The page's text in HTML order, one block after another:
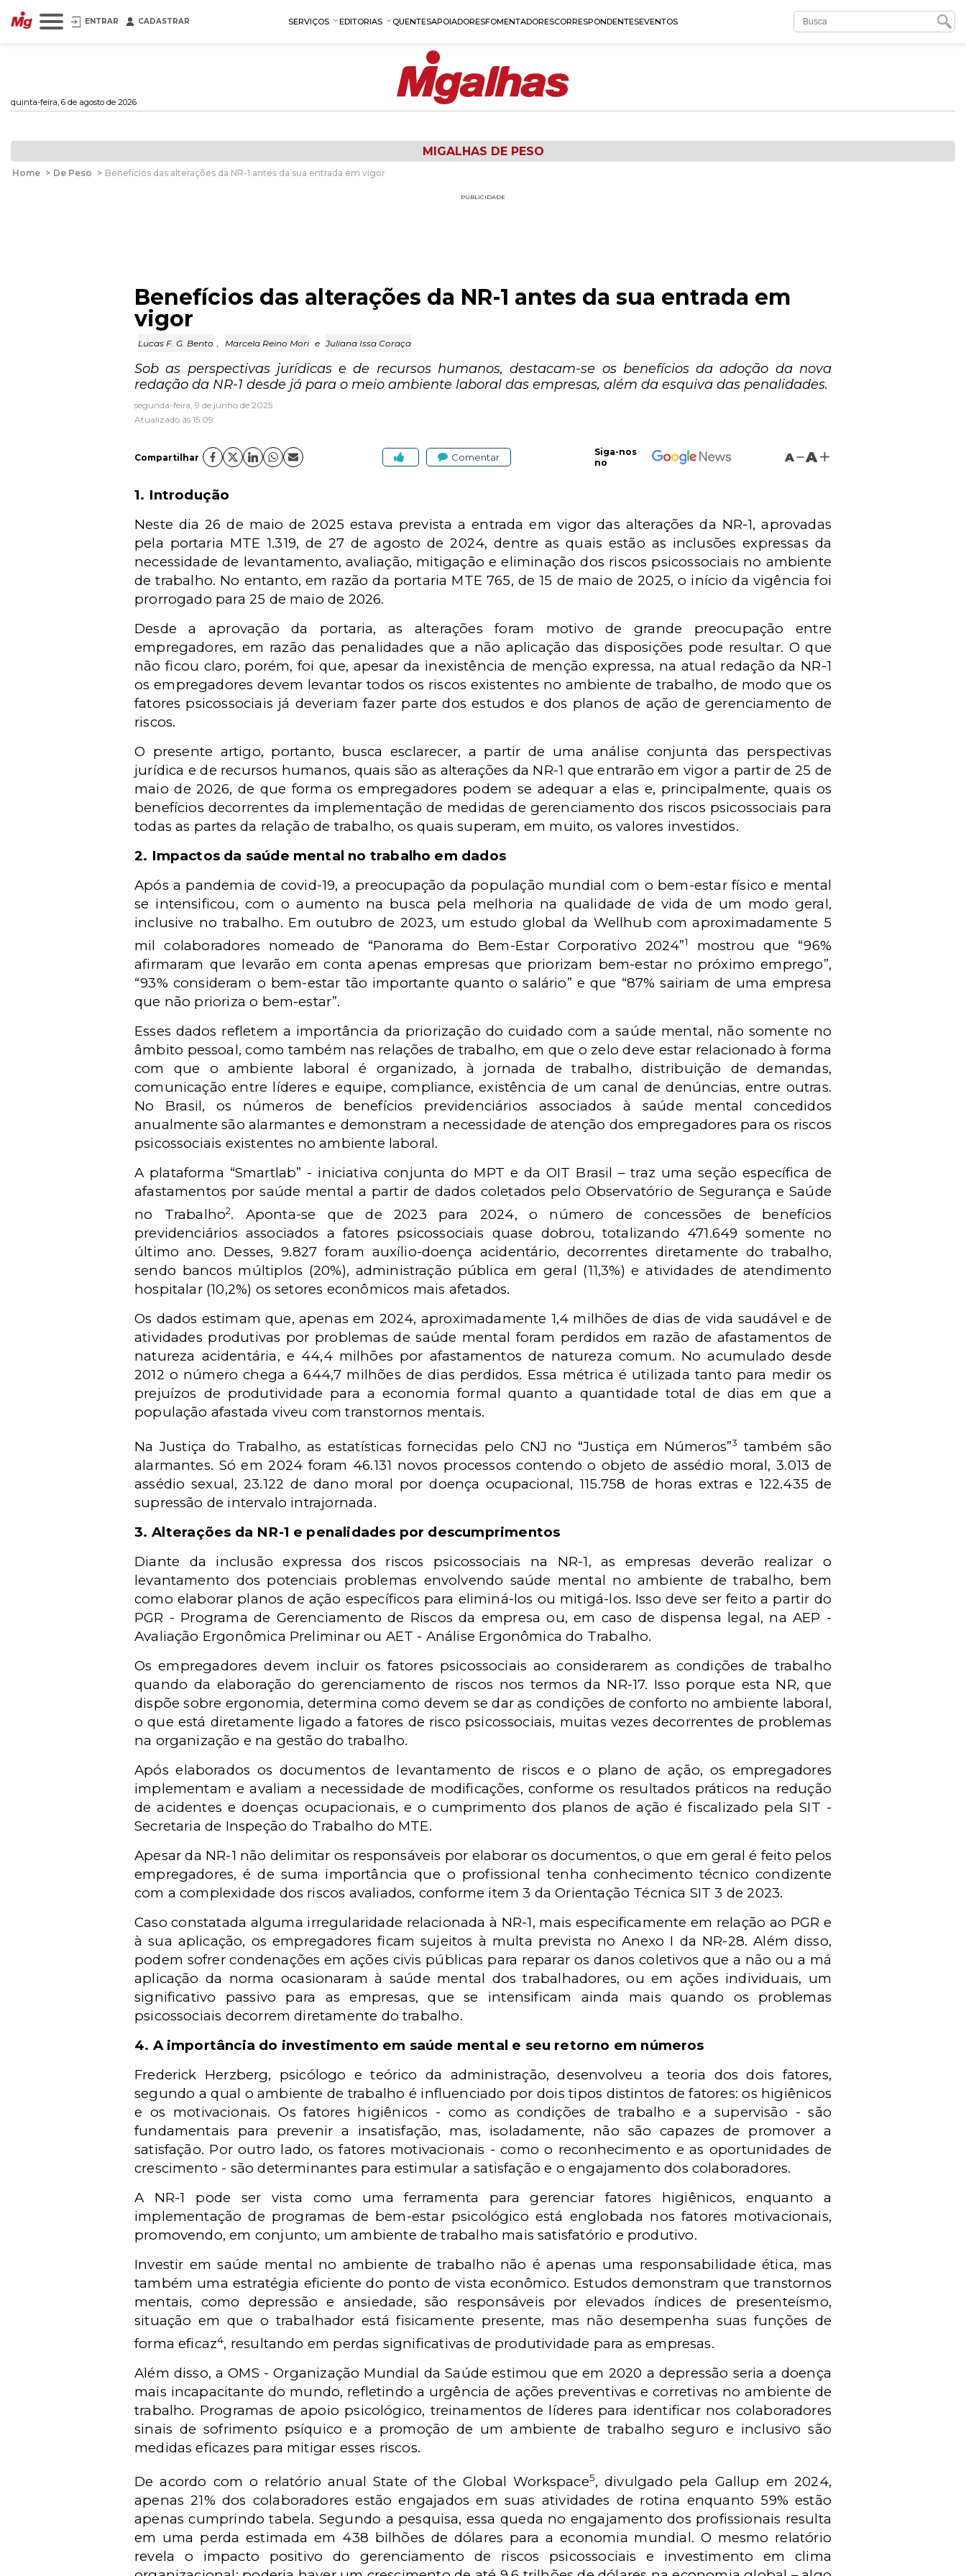
ENTRAR CADASTRAR SERVIÇOS EDITORIAS QUENTESAPOIADORESFOMENTADORESCORRESPONDENTESEVENTOS
quinta-feira, 6 de agosto de 2026
MIGALHAS DE PESO
Home > De Peso > Benefícios das alterações da NR-1 antes da sua entrada em vigor
PUBLICIDADE
Benefícios das alterações da NR-1 antes da sua entrada em
vigor
Lucas F. G. Bento , Marcela Reino Mori e Juliana Issa Coraça
Sob as perspectivas jurídicas e de recursos humanos, destacam-se os benefícios da adoção da nova
redação da NR-1 desde já para o meio ambiente laboral das empresas, além da esquiva das penalidades.
segunda-feira, 9 de junho de 2025
Atualizado às 15:09
Compartilhar Comentar
Siga-nos
no
A A
1. Introdução
Neste dia 26 de maio de 2025 estava prevista a entrada em vigor das alterações da NR-1, aprovadas
pela portaria MTE 1.319, de 27 de agosto de 2024, dentre as quais estão as inclusões expressas da
necessidade de levantamento, avaliação, mitigação e eliminação dos riscos psicossociais no ambiente
de trabalho. No entanto, em razão da portaria MTE 765, de 15 de maio de 2025, o início da vigência foi
prorrogado para 25 de maio de 2026.
Desde a aprovação da portaria, as alterações foram motivo de grande preocupação entre
empregadores, em razão das penalidades que a não aplicação das disposições pode resultar. O que
não ficou claro, porém, foi que, apesar da inexistência de menção expressa, na atual redação da NR-1
os empregadores devem levantar todos os riscos existentes no ambiente de trabalho, de modo que os
fatores psicossociais já deveriam fazer parte dos estudos e dos planos de ação de gerenciamento de
riscos.
O presente artigo, portanto, busca esclarecer, a partir de uma análise conjunta das perspectivas
jurídica e de recursos humanos, quais são as alterações da NR-1 que entrarão em vigor a partir de 25 de
maio de 2026, de que forma os empregadores podem se adequar a elas e, principalmente, quais os
benefícios decorrentes da implementação de medidas de gerenciamento dos riscos psicossociais para
todas as partes da relação de trabalho, os quais superam, em muito, os valores investidos.
2. Impactos da saúde mental no trabalho em dados
Após a pandemia de covid-19, a preocupação da população mundial com o bem-estar físico e mental
se intensificou, com o aumento na busca pela melhoria na qualidade de vida de um modo geral,
inclusive no trabalho. Em outubro de 2023, um estudo global da Wellhub com aproximadamente 5
mil colaboradores nomeado de “Panorama do Bem-Estar Corporativo 2024”1
mostrou que “96%
afirmaram que levarão em conta apenas empresas que priorizam bem-estar no próximo emprego”,
“93% consideram o bem-estar tão importante quanto o salário” e que “87% sairiam de uma empresa
que não prioriza o bem-estar”.
Esses dados refletem a importância da priorização do cuidado com a saúde mental, não somente no
âmbito pessoal, como também nas relações de trabalho, em que o zelo deve estar relacionado à forma
com que o ambiente laboral é organizado, à jornada de trabalho, distribuição de demandas,
comunicação entre líderes e equipe, compliance, existência de um canal de denúncias, entre outras.
No Brasil, os números de benefícios previdenciários associados à saúde mental concedidos
anualmente são alarmantes e demonstram a necessidade de atenção dos empregadores para os riscos
psicossociais existentes no ambiente laboral.
A plataforma “Smartlab” - iniciativa conjunta do MPT e da OIT Brasil – traz uma seção específica de
afastamentos por saúde mental a partir de dados coletados pelo Observatório de Segurança e Saúde
no Trabalho2. Aponta-se que de 2023 para 2024, o número de concessões de benefícios
previdenciários associados a fatores psicossociais quase dobrou, totalizando 471.649 somente no
último ano. Desses, 9.827 foram auxílio-doença acidentário, decorrentes diretamente do trabalho,
sendo bancos múltiplos (20%), administração pública em geral (11,3%) e atividades de atendimento
hospitalar (10,2%) os setores econômicos mais afetados.
Os dados estimam que, apenas em 2024, aproximadamente 1,4 milhões de dias de vida saudável e de
atividades produtivas por problemas de saúde mental foram perdidos em razão de afastamentos de
natureza acidentária, e 44,4 milhões por afastamentos de natureza comum. No acumulado desde
2012 o número chega a 644,7 milhões de dias perdidos. Essa métrica é utilizada tanto para medir os
prejuízos de produtividade para a economia formal quanto a quantidade total de dias em que a
população afastada viveu com transtornos mentais.
Na Justiça do Trabalho, as estatísticas fornecidas pelo CNJ no “Justiça em Números”3
também são
alarmantes. Só em 2024 foram 46.131 novos processos contendo o objeto de assédio moral, 3.013 de
assédio sexual, 23.122 de dano moral por doença ocupacional, 115.758 de horas extras e 122.435 de
supressão de intervalo intrajornada.
3. Alterações da NR-1 e penalidades por descumprimentos
Diante da inclusão expressa dos riscos psicossociais na NR-1, as empresas deverão realizar o
levantamento dos potenciais problemas envolvendo saúde mental no ambiente de trabalho, bem
como elaborar planos de ação específicos para eliminá-los ou mitigá-los. Isso deve ser feito a partir do
PGR - Programa de Gerenciamento de Riscos da empresa ou, em caso de dispensa legal, na AEP -
Avaliação Ergonômica Preliminar ou AET - Análise Ergonômica do Trabalho.
Os empregadores devem incluir os fatores psicossociais ao considerarem as condições de trabalho
quando da elaboração do gerenciamento de riscos nos termos da NR-17. Isso porque esta NR, que
dispõe sobre ergonomia, determina como devem se dar as condições de conforto no ambiente laboral,
o que está diretamente ligado a fatores de risco psicossociais, muitas vezes decorrentes de problemas
na organização e na gestão do trabalho.
Após elaborados os documentos de levantamento de riscos e o plano de ação, os empregadores
implementam e avaliam a necessidade de modificações, conforme os resultados práticos na redução
de acidentes e doenças ocupacionais, e o cumprimento dos planos de ação é fiscalizado pela SIT -
Secretaria de Inspeção do Trabalho do MTE.
Apesar da NR-1 não delimitar os responsáveis por elaborar os documentos, o que em geral é feito pelos
empregadores, é de suma importância que o profissional tenha conhecimento técnico condizente
com a complexidade dos riscos avaliados, conforme item 3 da Orientação Técnica SIT 3 de 2023.
Caso constatada alguma irregularidade relacionada à NR-1, mais especificamente em relação ao PGR e
à sua aplicação, os empregadores ficam sujeitos à multa prevista no Anexo I da NR-28. Além disso,
podem sofrer condenações em ações civis públicas para reparar os danos coletivos que a não ou a má
aplicação da norma ocasionaram à saúde mental dos trabalhadores, ou em ações individuais, um
significativo passivo para as empresas, que se intensificam ainda mais quando os problemas
psicossociais decorrem diretamente do trabalho.
4. A importância do investimento em saúde mental e seu retorno em números
Frederick Herzberg, psicólogo e teórico da administração, desenvolveu a teoria dos dois fatores,
segundo a qual o ambiente de trabalho é influenciado por dois tipos distintos de fatores: os higiênicos
e os motivacionais. Os fatores higiênicos - como as condições de trabalho e a supervisão - são
fundamentais para prevenir a insatisfação, mas, isoladamente, não são capazes de promover a
satisfação. Por outro lado, os fatores motivacionais - como o reconhecimento e as oportunidades de
crescimento - são determinantes para estimular a satisfação e o engajamento dos colaboradores.
A NR-1 pode ser vista como uma ferramenta para gerenciar fatores higiênicos, enquanto a
implementação de programas de bem-estar psicológico está englobada nos fatores motivacionais,
promovendo, em conjunto, um ambiente de trabalho mais satisfatório e produtivo.
Investir em saúde mental no ambiente de trabalho não é apenas uma responsabilidade ética, mas
também uma estratégia eficiente do ponto de vista econômico. Estudos demonstram que transtornos
mentais, como depressão e ansiedade, são responsáveis por elevados índices de presenteísmo,
situação em que o trabalhador está fisicamente presente, mas não desempenha suas funções de
forma eficaz4, resultando em perdas significativas de produtividade para as empresas.
Além disso, a OMS - Organização Mundial da Saúde estimou que em 2020 a depressão seria a doença
mais incapacitante do mundo, refletindo a urgência de ações preventivas e corretivas no ambiente de
trabalho. Programas de apoio psicológico, treinamentos de líderes para identificar nos colaboradores
sinais de sofrimento psíquico e a promoção de um ambiente de trabalho seguro e inclusivo são
medidas eficazes para mitigar esses riscos.
De acordo com o relatório anual State of the Global Workspace5, divulgado pela Gallup em 2024,
apenas 21% dos colaboradores estão engajados em suas atividades de rotina enquanto 59% estão
apenas cumprindo tabela. Segundo a pesquisa, essa queda no engajamento dos profissionais resulta
em uma perda estimada em 438 bilhões de dólares para a economia mundial. O mesmo relatório
revela o impacto positivo do gerenciamento de riscos psicossociais e investimento em clima